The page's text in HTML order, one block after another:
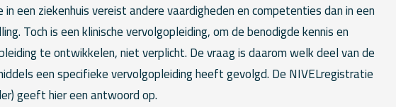
een ziekenhuis vereist andere vaardigheden en competenties dan in een
Toch is een klinische vervolgopleiding, om de benodigde kennis en
te ontwikkelen, niet verplicht. De vraag is daarom welk deel van de
een specifieke vervolgopleiding heeft gevolgd. De NIVELregistratie
geeft hier een antwoord op.